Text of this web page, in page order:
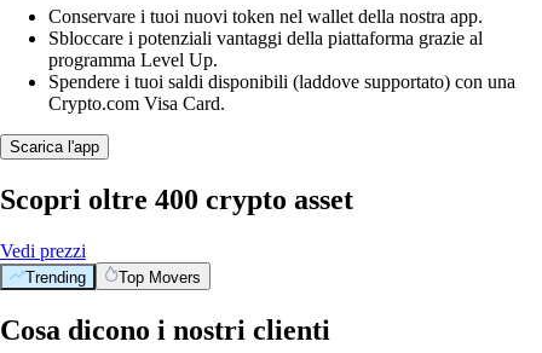
Conservare i tuoi nuovi token nel wallet della nostra app.
Sbloccare i potenziali vantaggi della piattaforma grazie al
programma Level Up.
Spendere i tuoi saldi disponibili (laddove supportato) con una
Crypto.com Visa Card.
Scarica l'app
Scopri oltre 400 crypto asset
Vedi prezzi
Trending Top Movers
Cosa dicono i nostri clienti